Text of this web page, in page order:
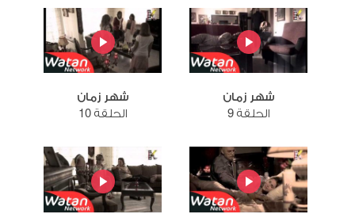
شهر زمان
الحلقة 9
شهر زمان
الحلقة 10